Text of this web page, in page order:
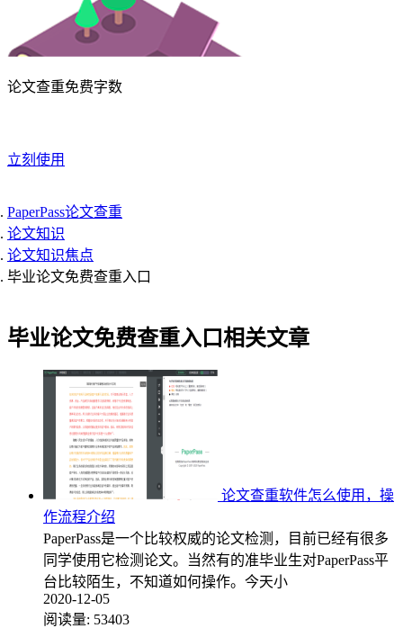
论文查重免费字数
立刻使用
PaperPass论文查重
论文知识
论文知识焦点
毕业论文免费查重入口
毕业论文免费查重入口相关文章
论文查重软件怎么使用，操
作流程介绍
PaperPass是一个比较权威的论文检测，目前已经有很多
同学使用它检测论文。当然有的准毕业生对PaperPass平
台比较陌生，不知道如何操作。今天小
2020-12-05
阅读量: 53403